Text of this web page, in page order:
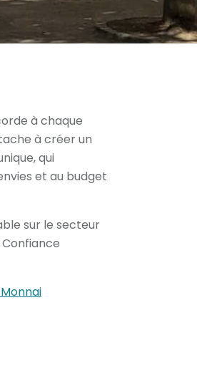
à chaque
à créer un
qui
et au budget
sur le secteur